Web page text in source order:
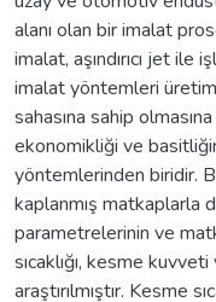
alanı olan bir imalat
imalat, aşındırıcı jet
imalat yöntemleri
sahasına sahip
ekonomikliği ve
yöntemlerinden biridir.
kaplanmış matkaplarla
parametrelerinin ve
sıcaklığı, kesme
araştırılmıştır. Kesme